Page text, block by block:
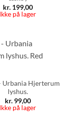
kr.199,00
Ikke på lager
Urbania Hjerterum
lyshus.
kr.99,00
Ikke på lager